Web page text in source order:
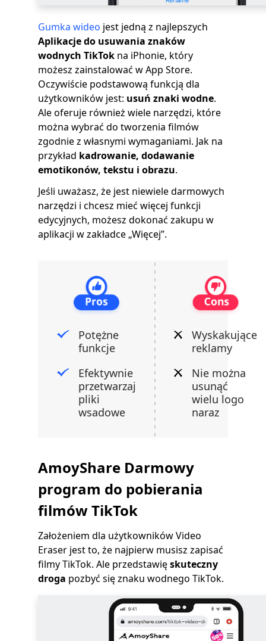
Gumka wideo jest jedną z najlepszych
Aplikacje do usuwania znaków
wodnych TikTok na iPhonie, który
możesz zainstalować w App Store.
Oczywiście podstawową funkcją dla
użytkowników jest: usuń znaki wodne.
Ale oferuje również wiele narzędzi, które
można wybrać do tworzenia filmów
zgodnie z własnymi wymaganiami. Jak na
przykład kadrowanie, dodawanie
emotikonów, tekstu i obrazu.
Jeśli uważasz, że jest niewiele darmowych
narzędzi i chcesz mieć więcej funkcji
edycyjnych, możesz dokonać zakupu w
aplikacji w zakładce „Więcej”.
Potężne
funkcje
Efektywnie
przetwarzaj
pliki
wsadowe
Wyskakujące
reklamy
Nie można
usunąć
wielu logo
naraz
AmoyShare Darmowy
program do pobierania
filmów TikTok
Założeniem dla użytkowników Video
Eraser jest to, że najpierw musisz zapisać
filmy TikTok. Ale przedstawięskuteczny
droga pozbyć się znaku wodnego TikTok.